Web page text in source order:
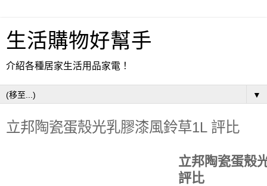
生活購物好幫手
介紹各種居家生活用品家電！
▼
立邦陶瓷蛋殼光乳膠漆風鈴草1L 評比
立邦陶瓷蛋殼
評比